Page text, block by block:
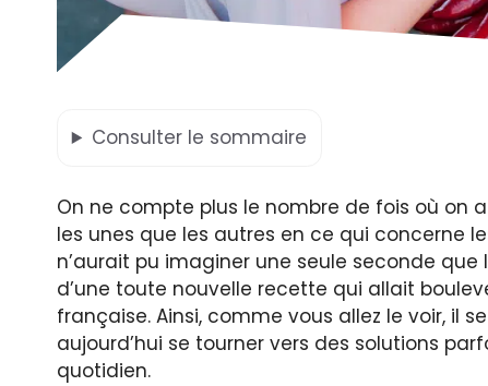
Consulter le sommaire
On ne compte plus le nombre de fois où on
les unes que les autres en ce qui concerne
n’aurait pu imaginer une seule seconde
d’une toute nouvelle recette qui allait
française. Ainsi, comme vous allez le voir, il
aujourd’hui se tourner vers des solutions
quotidien.